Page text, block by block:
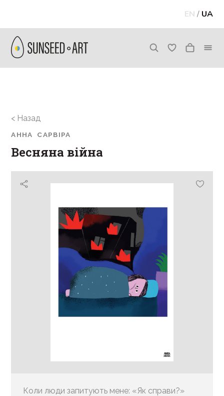
EN / UA
< Назад
АННА САРВІРА
Весняна війна
Коли люди запитують мене: «Як справи?»